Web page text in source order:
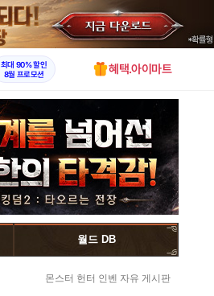
최대 90% 할인
8월 프로모션
혜택.아이마트
월드 DB
몬스터 헌터 인벤 자유 게시판